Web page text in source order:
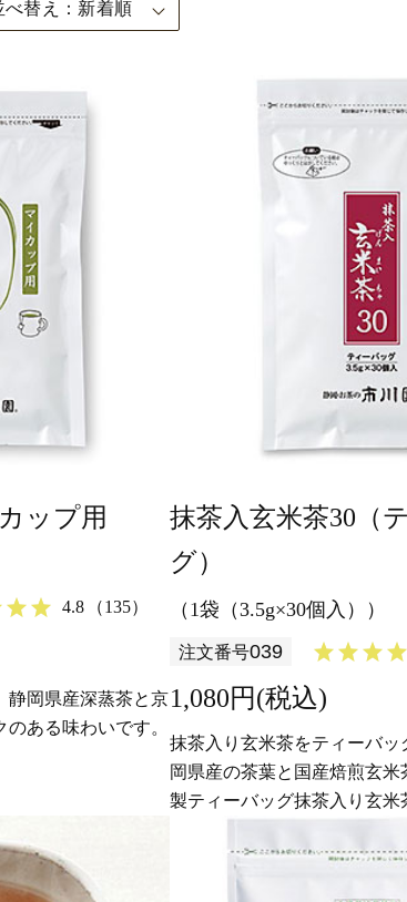
べ替え 新着順
ップ用
4.8 （135）
静岡県産深蒸茶と京
ある味わいです。
抹茶入玄米茶30（
グ）
（1袋（3.5g×30個入））
注文番号039
1,080円(税込)
抹茶入り玄米茶をティーバ
岡県産の茶葉と国産焙煎玄
製ティーバッグ抹茶入り玄米